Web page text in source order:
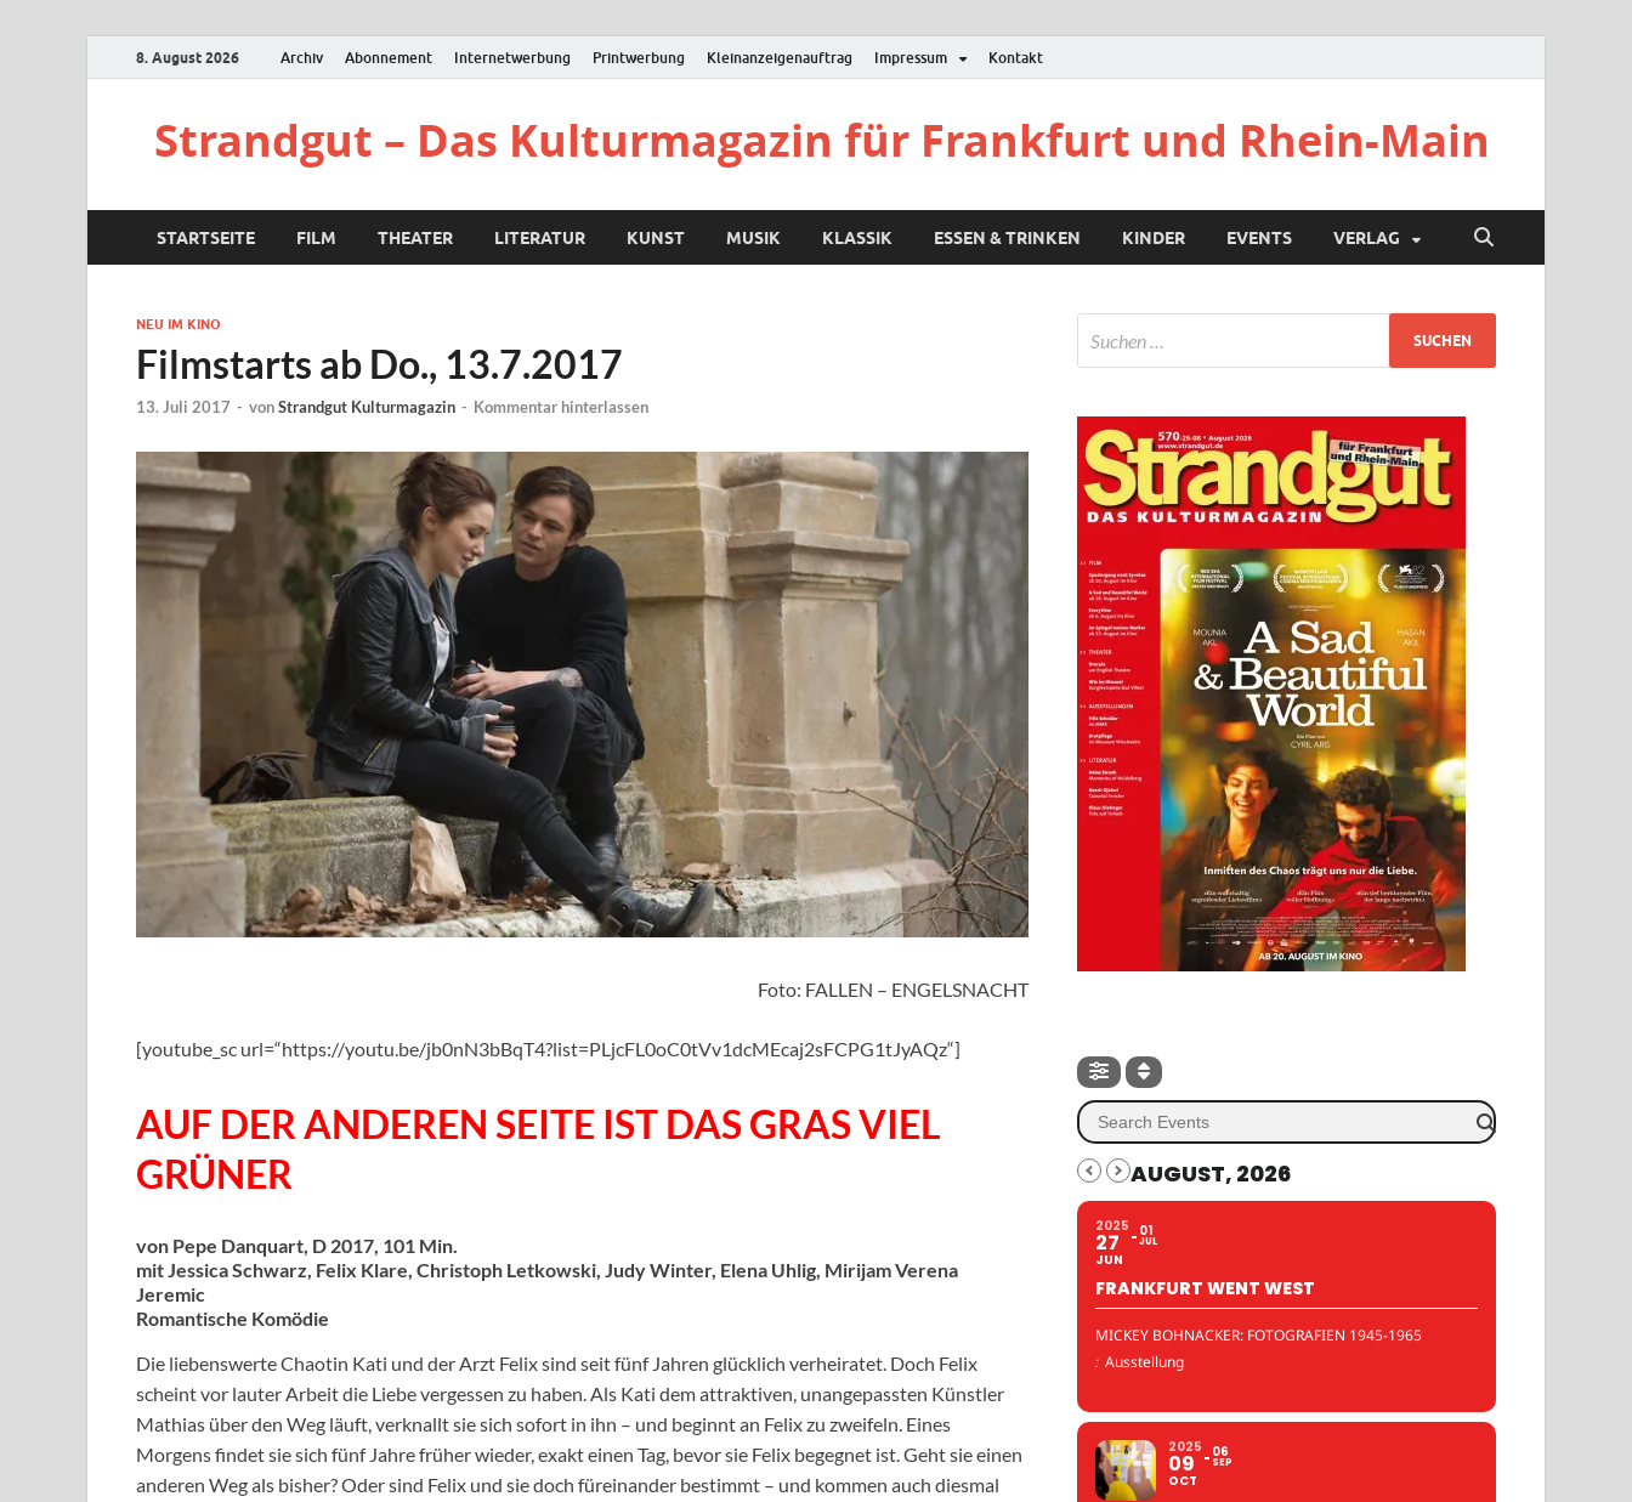
8. August 2026 Archiv Abonnement Internetwerbung Printwerbung Kleinanzeigenauftrag Impressum Kontakt
Strandgut – Das Kulturmagazin für Frankfurt und Rhein-Main
STARTSEITE FILM THEATER LITERATUR KUNST MUSIK KLASSIK ESSEN & TRINKEN KINDER EVENTS VERLAG
NEU IM KINO
Filmstarts ab Do., 13.7.2017
13. Juli 2017 - vonStrandgut Kulturmagazin - Kommentar hinterlassen
Foto: FALLEN – ENGELSNACHT
[youtube_sc url=“https://youtu.be/jb0nN3bBqT4?list=PLjcFL0oC0tVv1dcMEcaj2sFCPG1tJyAQz“]
AUF DER ANDEREN SEITE IST DAS GRAS VIEL
GRÜNER
von Pepe Danquart, D 2017, 101 Min.
mit Jessica Schwarz, Felix Klare, Christoph Letkowski, Judy Winter, Elena Uhlig, Mirijam Verena
Jeremic
Romantische Komödie
Die liebenswerte Chaotin Kati und der Arzt Felix sind seit fünf Jahren glücklich verheiratet. Doch Felix
scheint vor lauter Arbeit die Liebe vergessen zu haben. Als Kati dem attraktiven, unangepassten Künstler
Mathias über den Weg läuft, verknallt sie sich sofort in ihn – und beginnt an Felix zu zweifeln. Eines
Morgens findet sie sich fünf Jahre früher wieder, exakt einen Tag, bevor sie Felix begegnet ist. Geht sie einen
anderen Weg als bisher? Oder sind Felix und sie doch füreinander bestimmt – und kommen auch diesmal
AUGUST, 2026
2025
27
JUN
01
JUL
FRANKFURT WENT WEST
MICKEY BOHNACKER: FOTOGRAFIEN 1945-1965
: Ausstellung
2025
09
OCT
06
SEP